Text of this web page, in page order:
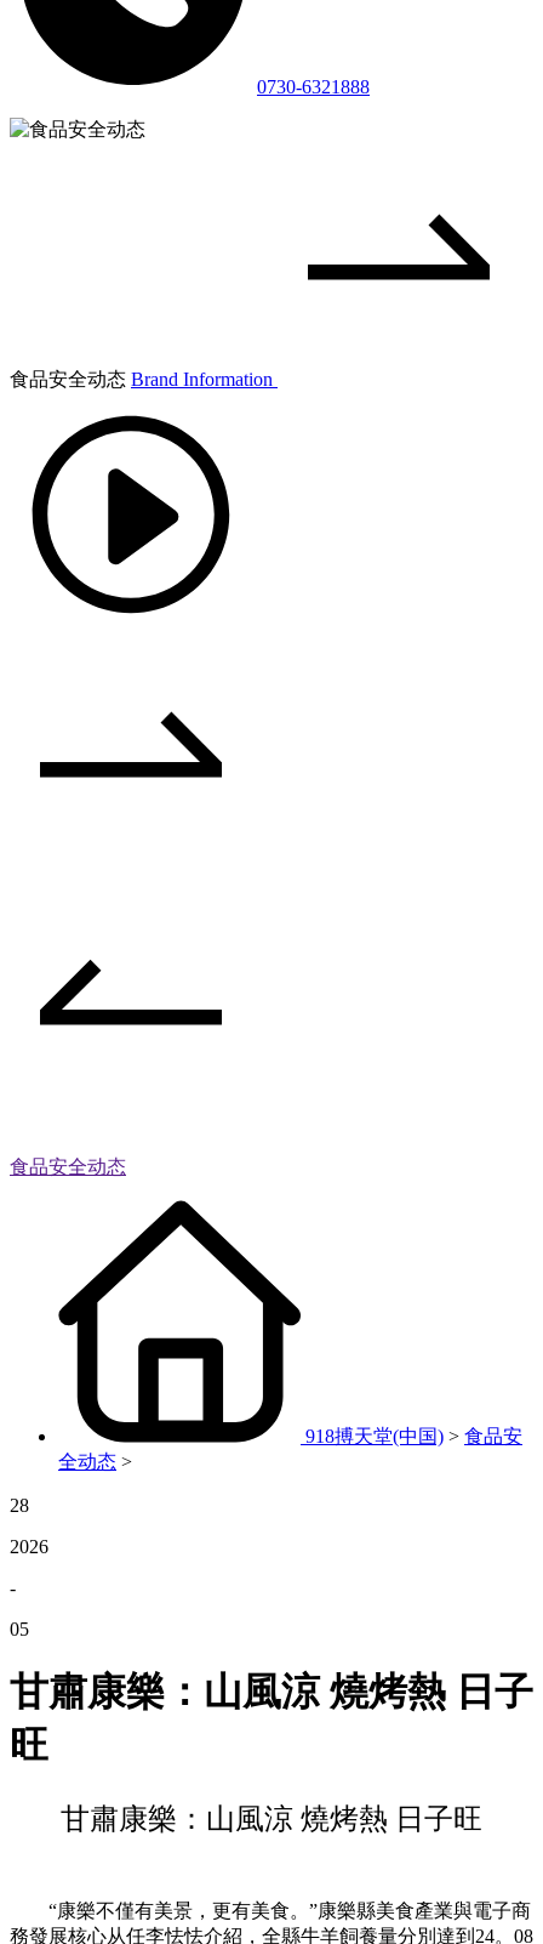
0730-6321888
食品安全动态 Brand Information
食品安全动态
918搏天堂(中国) > 食品安
全动态 >
28
2026
-
05
甘肅康樂：山風涼 燒烤熱 日子
旺
甘肅康樂：山風涼 燒烤熱 日子旺
“康樂不僅有美景，更有美食。”康樂縣美食產業與電子商
務發展核心从任李怯怯介紹，全縣牛羊飼養量分別達到24。08